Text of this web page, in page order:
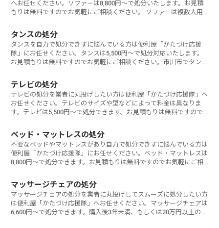
へお任せください。ソファーは8,800円～で処分いたします。お見積
もりは無料ですのでお気軽にご相談ください。 ソファーは複数人用
タンスの処分
タンスを自力で処分できずに悩んでいる方は便利屋「かたづけ応援
隊」にお任せください。タンスは5,500円～で処分対応いたします。
お見積もりは無料ですのでお気軽にご相談ください。市川市でタンス
テレビの処分
テレビの処分を業者に丸投げしたい方は便利屋「かたづけ応援隊」へ
お任せください。テレビのサイズや型などによって料金は異なりま
す。テレビは5,500円～で処分できます。お見積もりは無料ですので
ベッド・マットレスの処分
不要なベッドやマットレスがあり自力で処分できずに悩んでいる方は
便利屋「かたづけ応援隊」にお任せください。ベッド・マットレスは
8,800円～で処分できます。お見積もりは無料ですのでお気軽にご相
マッサージチェアの処分
マッサージチェアの処分を業者に丸投げしてスムーズに処分したい方
は便利屋「かたづけ応援隊」へお任せください。マッサージチェアは
6,600円～で処分できます。購入後3年未満、もしくは20万円以上のマ